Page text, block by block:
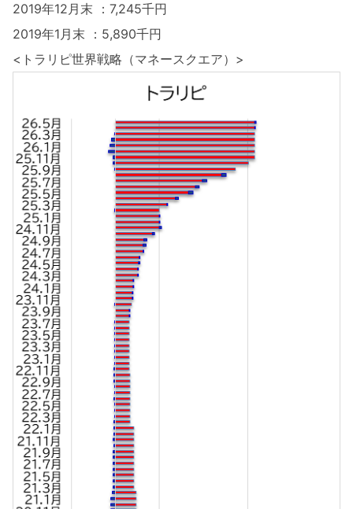
2019年12月末 ：7,245千円
2019年1月末 ：5,890千円
<トラリピ世界戦略（マネースクエア）>